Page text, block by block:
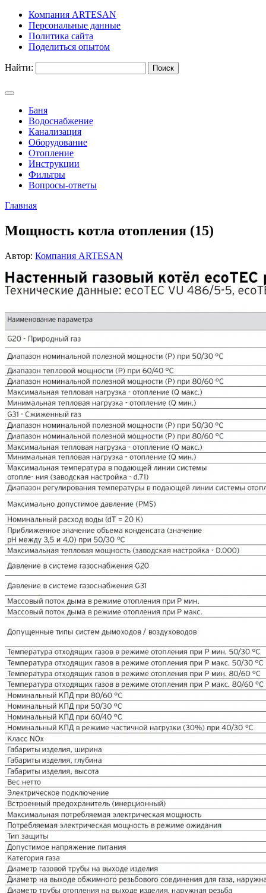
Компания ARTESAN
Персональные данные
Политика сайта
Поделиться опытом
Найти:
Баня
Водоснабжение
Канализация
Оборудование
Отопление
Инструкции
Фильтры
Вопросы-ответы
Главная
Мощность котла отопления (15)
Автор: Компания ARTESAN